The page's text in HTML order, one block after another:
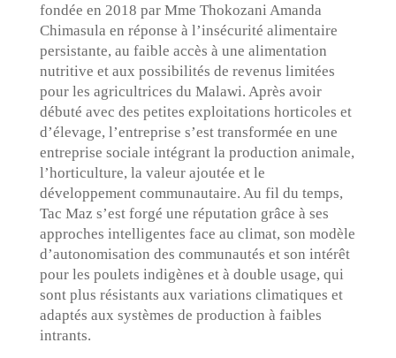
fondée en 2018 par Mme Thokozani Amanda
Chimasula en réponse à l’insécurité alimentaire
persistante, au faible accès à une alimentation
nutritive et aux possibilités de revenus limitées
pour les agricultrices du Malawi. Après avoir
débuté avec des petites exploitations horticoles et
d’élevage, l’entreprise s’est transformée en une
entreprise sociale intégrant la production animale,
l’horticulture, la valeur ajoutée et le
développement communautaire. Au fil du temps,
Tac Maz s’est forgé une réputation grâce à ses
approches intelligentes face au climat, son modèle
d’autonomisation des communautés et son intérêt
pour les poulets indigènes et à double usage, qui
sont plus résistants aux variations climatiques et
adaptés aux systèmes de production à faibles
intrants.